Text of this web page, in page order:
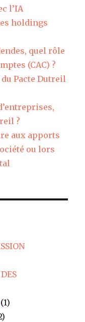
l’IA
holdings
quel rôle
(CAC) ?
Pacte Dutreil
?
aux apports
ou lors
(1)